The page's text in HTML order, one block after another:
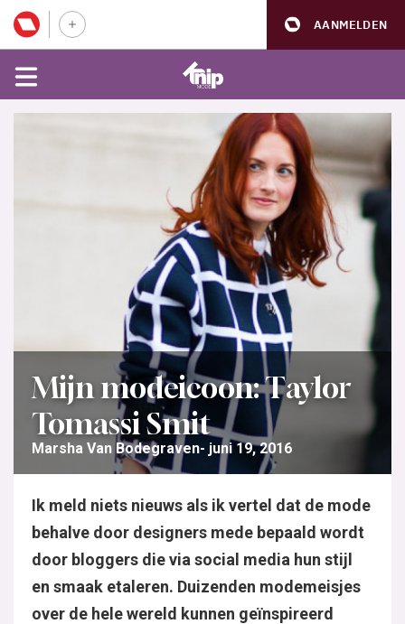
AANMELDEN
Mijn modeicoon: Taylor
Tomassi Smit
Marsha Van Bodegraven juni 19, 2016
Ik meld niets nieuws als ik vertel dat de mode
behalve door designers mede bepaald wordt
door bloggers die via social media hun stijl
en smaak etaleren. Duizenden modemeisjes
over de hele wereld kunnen geïnspireerd